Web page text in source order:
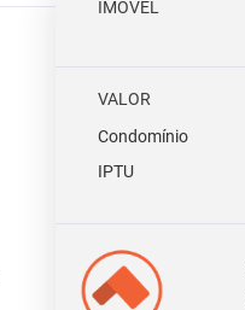
IMOVEL
VALOR
Condomínio
IPTU